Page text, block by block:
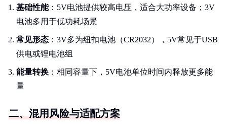
基础性能：5V电池提供较高电压，适合大功率设备；3V
电池多用于低功耗场景
常见形态 ：3V多为纽扣电池（CR2032），5V常见于USB
供电或锂电池组
能量转换 ：相同容量下，5V电池单位时间内释放更多能
量
二、混用风险与适配方案